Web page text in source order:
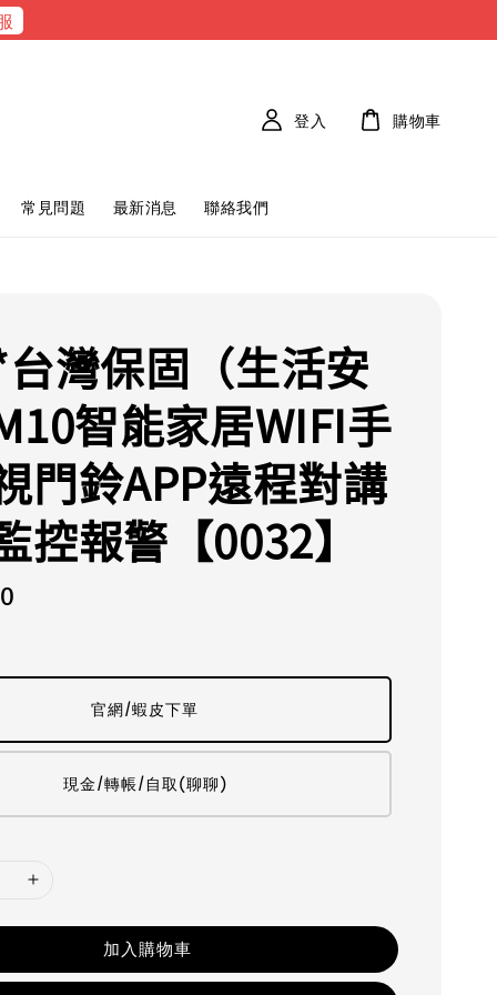
常見問題 最新消息 聯絡我們
登入 購物車
灣保固（生活安
智能家居WIFI手
門鈴APP遠程對講
控報警【0032】
官網/蝦皮下單
現金/轉帳/自取(聊聊)
加入購物車